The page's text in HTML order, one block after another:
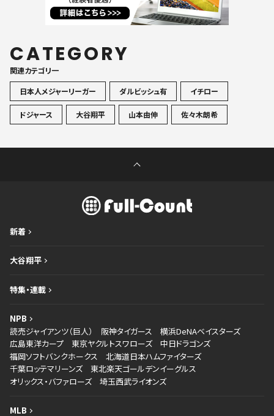
CATEGORY
関連カテゴリ一
日本人メジャーリーガー
ダルビッシュ有 イチロー
ドジャース 大谷翔平 山本由伸 佐々木朗希
新着
大谷翔平
特集・連載
NPB
読売ジャイアンツ（巨人）
阪神タイガース
横浜DeNAベイスターズ
広島東洋カープ
東京ヤクルトスワローズ
中日ドラゴンズ
福岡ソフトバンクホークス
北海道日本ハムファイターズ
千葉ロッテマリーンズ
東北楽天ゴールデンイーグルス
オリックス・バファローズ
埼玉西武ライオンズ
MLB